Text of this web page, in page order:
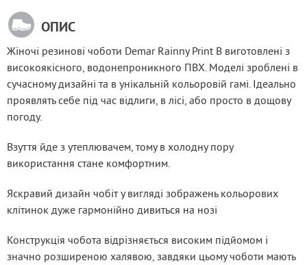
ОПИС
Жіночі резинові чоботи Demar Rainny Print B виготовлені з
високоякісного, водонепроникного ПВХ. Моделі зроблені в
сучасному дизайні та в унікальній кольоровій гамі. Ідеально
проявлять себе під час відлиги, в лісі, або просто в дощову
погоду.
Взуття йде з утеплювачем, тому в холодну пору
використання стане комфортним.
Яскравий дизайн чобіт у вигляді зображень кольорових
клітинок дуже гармонійно дивиться на нозі
Конструкція чобота відрізняється високим підйомом і
значно розширеною халявою, завдяки цьому чоботи мають